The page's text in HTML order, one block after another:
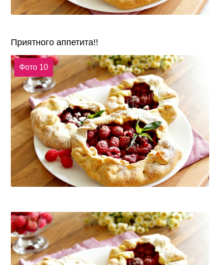
Приятного аппетита!!
Фото 10